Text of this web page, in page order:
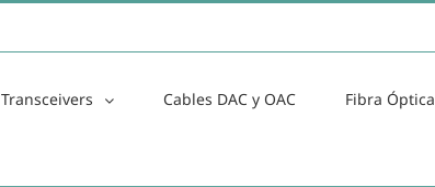
Transceivers Cables DAC y OAC Fibra Óptica